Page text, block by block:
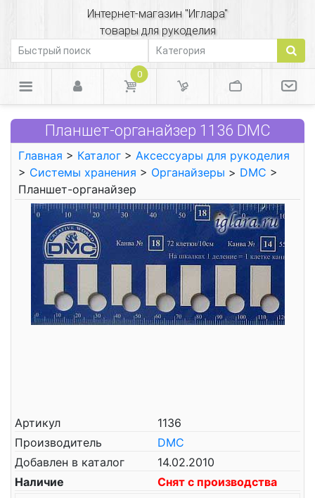
Интернет-магазин "Иглара"
товары для рукоделия
0
Планшет-органайзер 1136 DMC
Главная > Каталог > Аксессуары для рукоделия
> Системы хранения > Органайзеры > DMC >
Планшет-органайзер
Артикул
1136
Производитель
DMC
Добавлен в каталог
14.02.2010
Наличие
Снят с производства